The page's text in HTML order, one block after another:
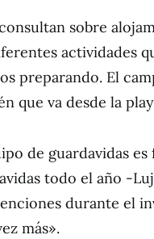
sobre
actividades
preparando. El
que va desde la
de guardavidas
todo el año -
durante el
más».